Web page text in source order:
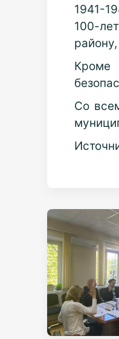
1941-
100-
Кроме
Со